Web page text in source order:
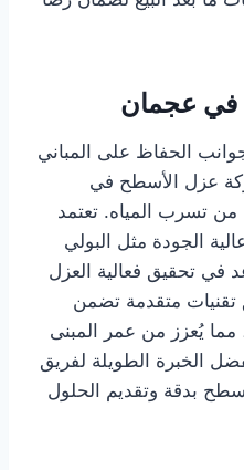
في عجمان
الحفاظ على المباني
عزل الأسطح في
تسرب المياه. تعتمد
الجودة مثل البولي
في تحقيق فعالية العزل
تقنيات متقدمة تضمن
يُعزز من عمر المبنى
الخبرة الطويلة لفريق
بدقة وتقديم الحلول